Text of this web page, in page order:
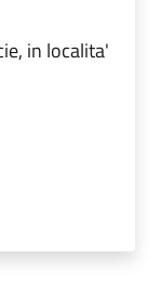
in localita'